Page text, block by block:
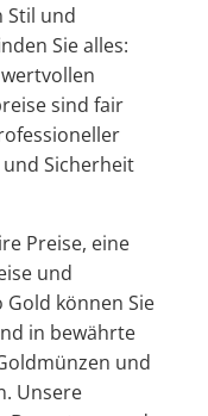
Stil und
Sie alles:
sind fair
Sicherheit
Preise, eine
und
Gold können Sie
in bewährte
und
Unsere